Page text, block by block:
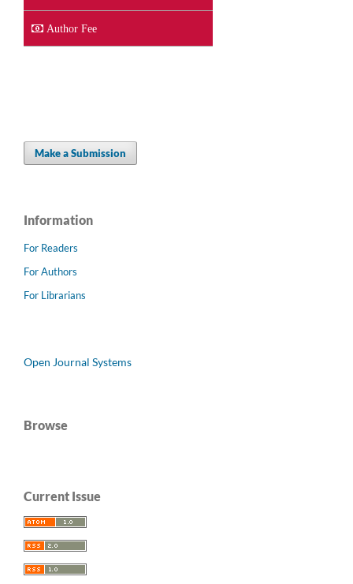
Author Fee
Make a Submission
Information
For Readers
For Authors
For Librarians
Open Journal Systems
Browse
Current Issue